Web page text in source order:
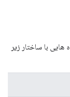
با ساختار زیر